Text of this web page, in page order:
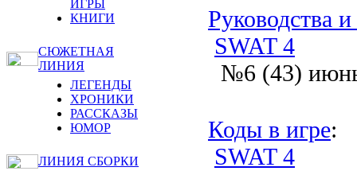
ИГРЫ
КНИГИ
СЮЖЕТНАЯ
ЛИНИЯ
ЛЕГЕНДЫ
ХРОНИКИ
РАССКАЗЫ
ЮМОР
ЛИНИЯ СБОРКИ
Руководства
SWAT 4
№6 (43)
Коды в игре:
SWAT 4